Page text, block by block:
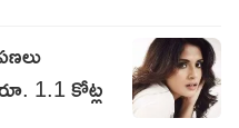
1.1 కోట్ల